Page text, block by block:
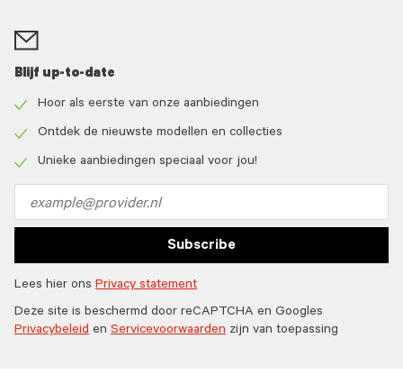
Blijf up-to-date
icon
Hoor als eerste van onze aanbiedingen
icon
Ontdek de nieuwste modellen en collecties
Unieke aanbiedingen speciaal voor jou!
address
Subscribe
Lees hier ons Privacy statement
Deze site is beschermd door reCAPTCHA en Googles
Privacybeleid en Servicevoorwaarden zijn van toepassing